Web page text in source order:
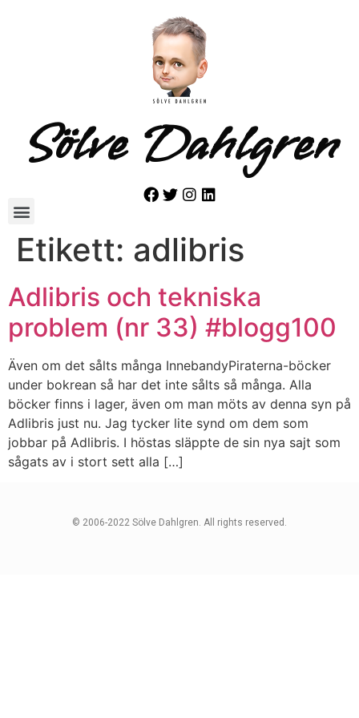
Sölve Dahlgren
Etikett: adlibris
Adlibris och tekniska
problem (nr 33) #blogg100
Även om det sålts många InnebandyPiraterna-böcker
under bokrean så har det inte sålts så många. Alla
böcker finns i lager, även om man möts av denna syn på
Adlibris just nu. Jag tycker lite synd om dem som
jobbar på Adlibris. I höstas släppte de sin nya sajt som
sågats av i stort sett alla […]
© 2006-2022 Sölve Dahlgren. All rights reserved.